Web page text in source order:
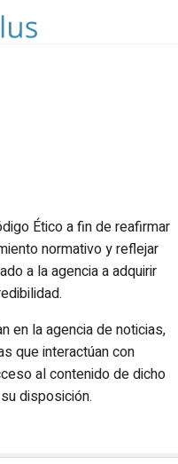
Ético a fin de reafirmar
normativo y reflejar
a la agencia a adquirir
en la agencia de noticias,
que interactúan con
al contenido de dicho
disposición.